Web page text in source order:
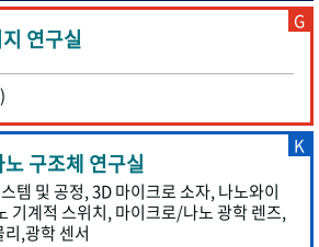
연구실
G
구조체 연구실
템 및 공정, 3D 마이크로 소자, 나노와이
기계적 스위치, 마이크로/나노 광학 렌즈,
,광학 센서
K